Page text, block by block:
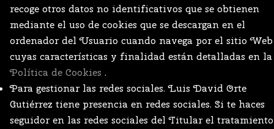
recoge otros datos no identificativos que se obtienen
mediante el uso de cookies que se descargan en el
ordenador del Usuario cuando navega por el sitio Web
cuyas características y finalidad están detalladas en la
Política de Cookies .
Para gestionar las redes sociales. Luis David Orte
Gutiérrez tiene presencia en redes sociales. Si te haces
seguidor en las redes sociales del Titular el tratamiento